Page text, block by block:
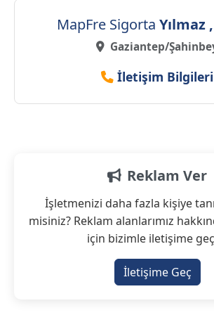
MapFre Sigorta Yılmaz
Gaziantep/
İletişim Bilgileri
Reklam Ver
İşletmenizi daha fazla kişiye
misiniz? Reklam alanlarımız
için bizimle iletişime
İletişime Geç